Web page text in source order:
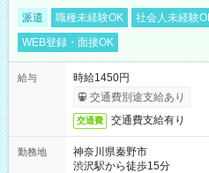
派遣 職種未経験OK 社会人未経験
WEB登録・面接OK
給与
時給1450円
交通費別途支給あり
交通費 交通費支給有り
勤務地
神奈川県秦野市
渋沢駅から徒歩15分